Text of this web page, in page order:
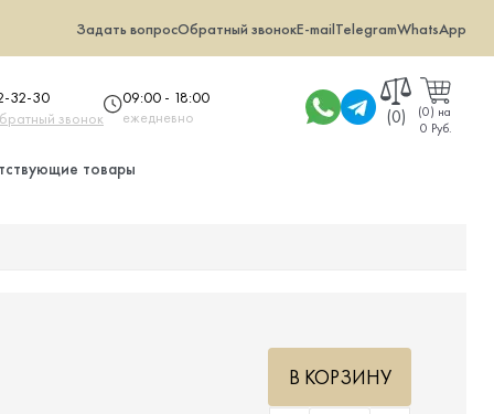
Задать вопросОбратный звонокE-mailTelegramWhatsApp
32-30
звонок
09:00 - 18:00
ежедневно
(0) (0) на
0 Руб.
товары
В КОРЗИНУ